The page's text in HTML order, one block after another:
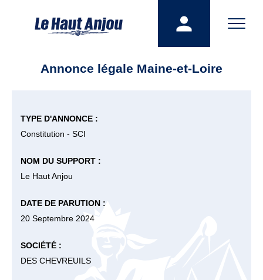
Annonce légale Maine-et-Loire
TYPE D'ANNONCE :
Constitution - SCI
NOM DU SUPPORT :
Le Haut Anjou
DATE DE PARUTION :
20 Septembre 2024
SOCIÉTÉ :
DES CHEVREUILS